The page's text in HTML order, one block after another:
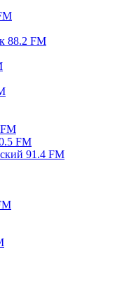
88.2 FM
FM
91.4 FM